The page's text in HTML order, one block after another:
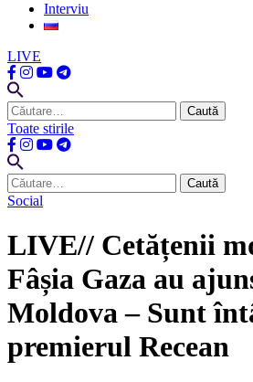
Interviu
LIVE
Caută
după:
Toate stirile
Caută
după:
Social
LIVE// Cetățenii
Fâșia Gaza au
Moldova – Sunt
premierul Recean